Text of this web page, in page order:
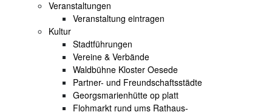
Veranstaltungen
Veranstaltung eintragen
Kultur
Stadtführungen
Vereine & Verbände
Waldbühne Kloster Oesede
Partner- und Freundschaftsstädte
Georgsmarienhütte op platt
Flohmarkt rund ums Rathaus-